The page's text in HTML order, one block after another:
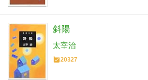
斜陽
太宰治
20327